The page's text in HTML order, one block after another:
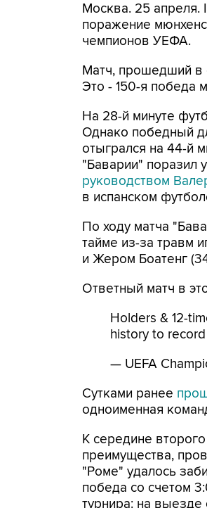
Москва. 25 апреля.
поражение
чемпионов УЕФА.
Матч, прошедший в
Это - 150-я победа
На 28-й минуте
Однако победный
отыгрался на 44-й
"Баварии" поразил
руководством
в испанском
По ходу матча
тайме из-за травм
и Жером Боатенг
Ответный матч в
Holders & 12-
history to
— UEFA
Сутками ранее
одноименная
К середине
преимущества,
"Роме" удалось
победа со счетом
турнира: на выезде